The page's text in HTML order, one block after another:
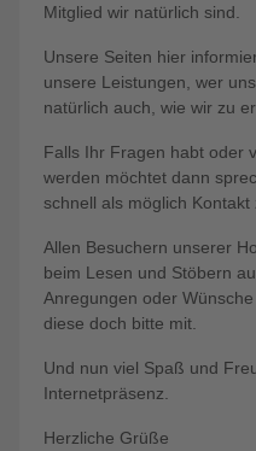
Mitglied wir natürlich sind.
Unsere Seiten hier
unsere Leistungen, wer
natürlich auch, wie wir zu
Falls Ihr Fragen habt oder
werden möchtet dann
schnell als möglich Kontakt
Allen Besuchern unserer
beim Lesen und Stöbern
Anregungen oder
diese doch bitte mit.
Und nun viel Spaß und
Internetpräsenz.
Herzliche Grüße